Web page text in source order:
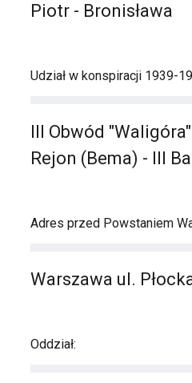
Piotr - Bronisława
Udział w konspiracji 1939-
III Obwód
Rejon (Bema) - III
Adres przed Powstaniem
Warszawa ul.
Oddział: